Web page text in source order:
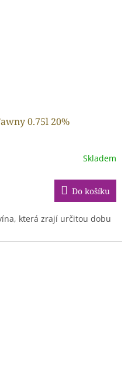
0.75l 20%
Skladem
Do košíku
která zrají určitou dobu